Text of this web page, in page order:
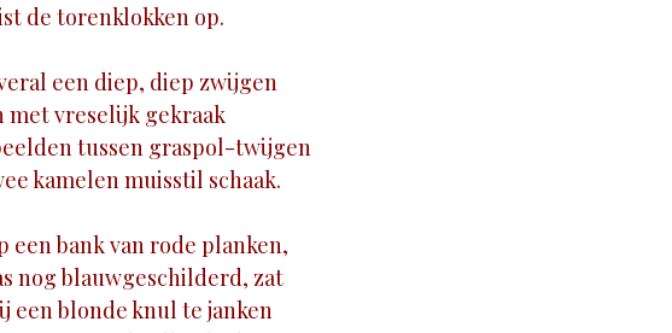
de torenklokken op.
een diep, diep zwijgen
met vreselijk gekraak
tussen graspol-twijgen
kamelen muisstil schaak.
een bank van rode planken,
nog blauwgeschilderd, zat
een blonde knul te janken